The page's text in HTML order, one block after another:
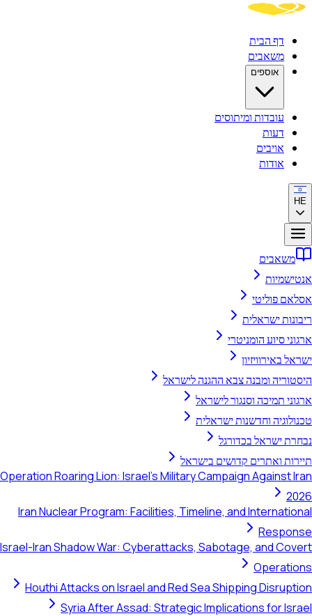
דף הבית
משאבים
אוספים
עובדות ומיתוסים
דעות
אויבים
אודות
HE
משאבים
אנטישמיות
אסלאם פוליטי
ריבונות ישראלית
ארגוני סיוע הומניטרי
ישראל באירוויזיון
היסטוריה ומבנה צבא ההגנה לישראל
ארגוני תמיכה וסנגור לישראל
טכנולוגיה וחדשנות ישראלית
נבחרת ישראל בכדורגל
תיירות ואתרים קדושים בישראל
Operation Roaring Lion: Israel's Military Campaign Against Iran
2026
Iran Nuclear Program: Facilities, Timeline, and International
Response
Israel-Iran Shadow War: Cyberattacks, Sabotage, and Covert
Operations
Houthi Attacks on Israel and Red Sea Shipping Disruption
Syria After Assad: Strategic Implications for Israel